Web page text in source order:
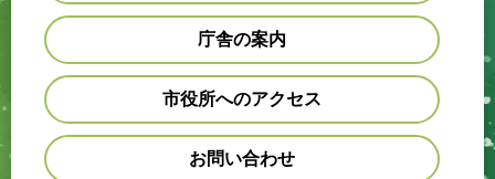
庁舎の案内
市役所へのアクセス
お問い合わせ